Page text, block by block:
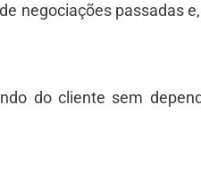
negociações passadas
do cliente sem